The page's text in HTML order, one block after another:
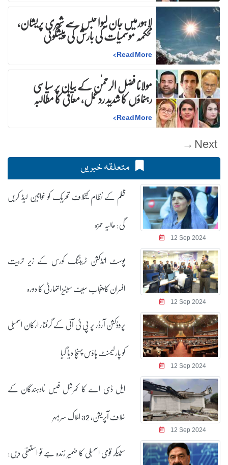
لاہورمیں جان لیوا حبس سے شہری پریشان،
محکمہ موسمیات کی بارش کی پیشگوئی
Read More
>
مولانا فضل الرحمٰن کے بیان پر سیاسی
رہنماؤں کا شدید ردعمل، معافی کا مطالبہ
Read More
>
Next →
متعلقہ خبریں
12 Sep 2024
ظلم کے نظام کیخلاف تحریک کو خواتین لیڈ کریں
گی: عالیہ حمزہ
12 Sep 2024
پوسٹ انڈکشن ٹریننگ کورس کے زیر تربیت
افسران کا پنجاب سیف سیٹیز اتھارٹی کا دورہ
12 Sep 2024
پروڈکشن آرڈر پر پی ٹی آئی کے گرفتار ارکان اسمبلی
کو پارلیمنٹ ہاؤس پہنچا دیا گیا
12 Sep 2024
ایل ڈی اے کا کمرشل فیس نادہندگان کے
خلاف آپریشن، 32 املاک سربمہر
سپیکر قومی اسمبلی کا ضمیر زندہ ہے تو استعفیٰ دیں: